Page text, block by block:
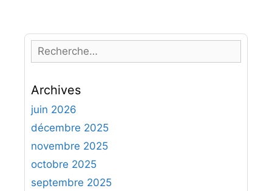
e
h
e
r
h
e
r
Archives
juin 2026
décembre 2025
novembre 2025
octobre 2025
septembre 2025